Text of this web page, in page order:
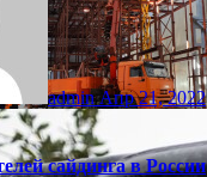
adminАпр 21, 2022
сайдинга в России